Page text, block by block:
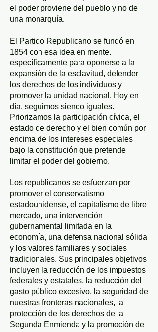
el poder proviene del pueblo y no de
una monarquía.
El Partido Republicano se fundó en
1854 con esa idea en mente,
específicamente para oponerse a la
expansión de la esclavitud, defender
los derechos de los individuos y
promover la unidad nacional. Hoy en
día, seguimos siendo iguales.
Priorizamos la participación cívica, el
estado de derecho y el bien común por
encima de los intereses especiales
bajo la constitución que pretende
limitar el poder del gobierno.
Los republicanos se esfuerzan por
promover el conservatismo
estadounidense, el capitalismo de libre
mercado, una intervención
gubernamental limitada en la
economía, una defensa nacional sólida
y los valores familiares y sociales
tradicionales. Sus principales objetivos
incluyen la reducción de los impuestos
federales y estatales, la reducción del
gasto público excesivo, la seguridad de
nuestras fronteras nacionales, la
protección de los derechos de la
Segunda Enmienda y la promoción de